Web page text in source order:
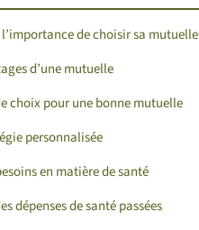
de choisir sa mutuelle
d’une mutuelle
choix pour une bonne mutuelle
personnalisée
en matière de santé
dépenses de santé passées